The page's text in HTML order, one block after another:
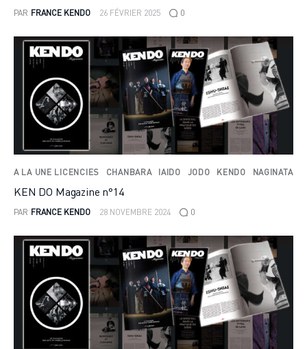
PAR FRANCE KENDO 26 FÉVRIER 2025 0
A LA UNE LICENCIES CHANBARA IAIDO JODO KENDO NAGINATA
KEN DO Magazine n°14
PAR FRANCE KENDO 28 NOVEMBRE 2024 0